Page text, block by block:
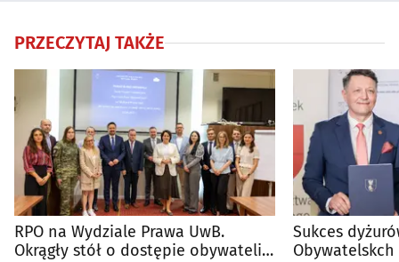
PRZECZYTAJ TAKŻE
RPO na Wydziale Prawa UwB.
Okrągły stół o dostępie obywateli
Sukces
Obywatelskch